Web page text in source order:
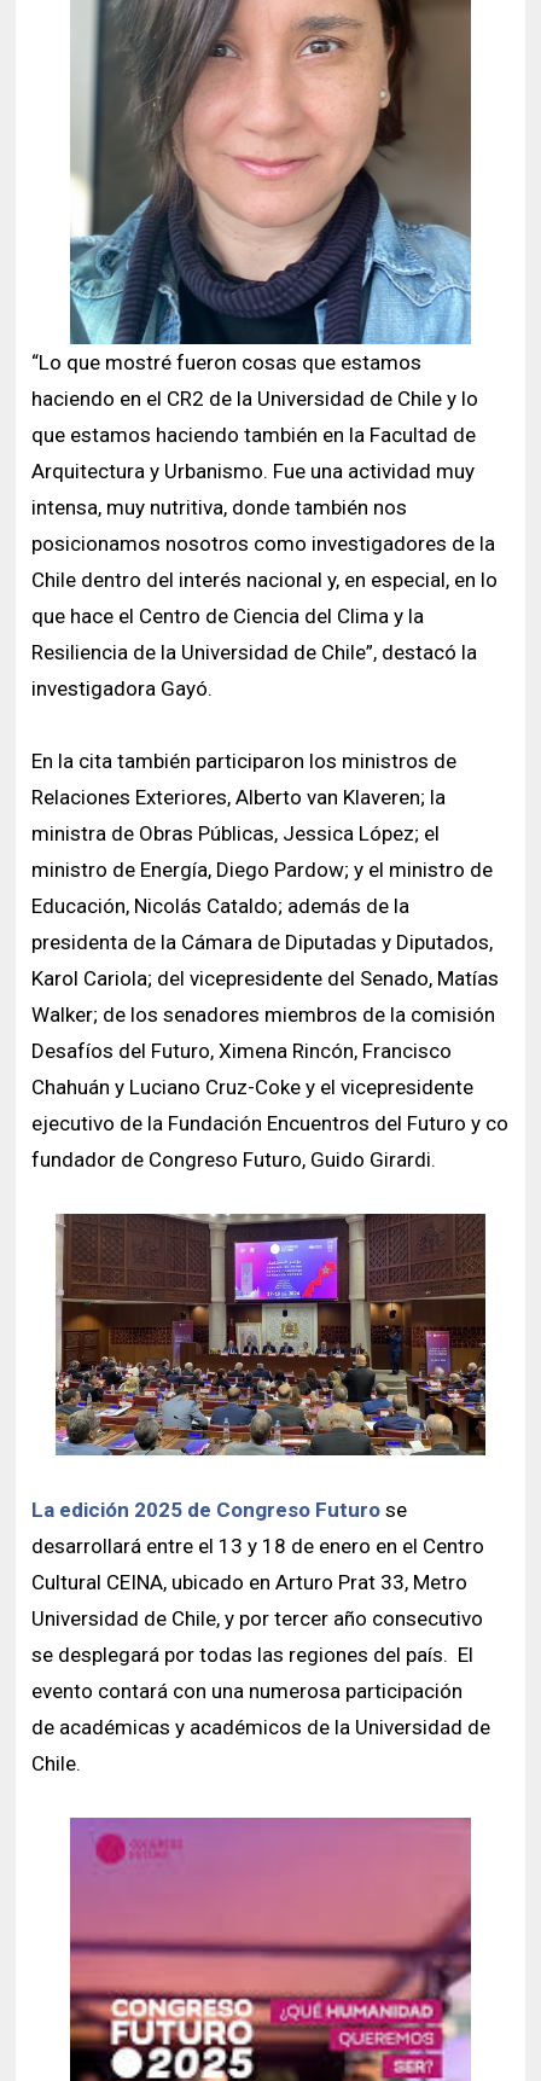
“Lo que mostré fueron cosas que estamos
haciendo en el CR2 de la Universidad de Chile y lo
que estamos haciendo también en la Facultad de
Arquitectura y Urbanismo. Fue una actividad muy
intensa, muy nutritiva, donde también nos
posicionamos nosotros como investigadores de la
Chile dentro del interés nacional y, en especial, en lo
que hace el Centro de Ciencia del Clima y la
Resiliencia de la Universidad de Chile”, destacó la
investigadora Gayó.
En la cita también participaron los ministros de
Relaciones Exteriores, Alberto van Klaveren; la
ministra de Obras Públicas, Jessica López; el
ministro de Energía, Diego Pardow; y el ministro de
Educación, Nicolás Cataldo; además de la
presidenta de la Cámara de Diputadas y Diputados,
Karol Cariola; del vicepresidente del Senado, Matías
Walker; de los senadores miembros de la comisión
Desafíos del Futuro, Ximena Rincón, Francisco
Chahuán y Luciano Cruz-Coke y el vicepresidente
ejecutivo de la Fundación Encuentros del Futuro y co
fundador de Congreso Futuro, Guido Girardi.
La edición 2025 de Congreso Futurose
desarrollará entre el 13 y 18 de enero en el Centro
Cultural CEINA, ubicado en Arturo Prat 33, Metro
Universidad de Chile, y por tercer año consecutivo
se desplegará por todas las regiones del país. El
evento contará con una numerosa participación
de académicas y académicos de la Universidad de
Chile.